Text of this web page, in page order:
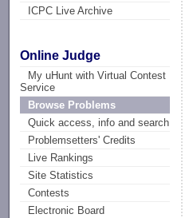
ICPC Live Archive
Online Judge
My uHunt with Virtual Contest
Service
Browse Problems
Quick access, info and search
Problemsetters' Credits
Live Rankings
Site Statistics
Contests
Electronic Board